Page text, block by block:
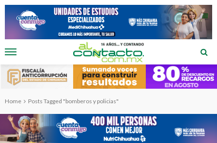
Home Posts Tagged "bomberos y policias"